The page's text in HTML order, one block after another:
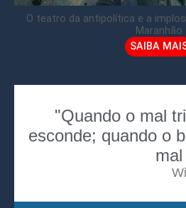
O teatro da antipolítica e a
Maranhão
SAIBA
"Quando o mal
esconde; quando o